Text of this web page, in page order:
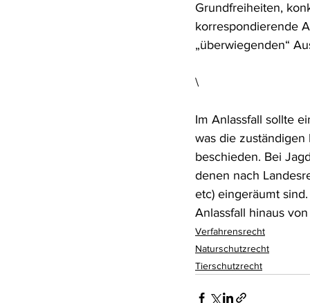
Rohstoffrecht (Umwelt-
Wasserrecht RDU Umwelt-
Grundfreiheiten,
korrespondierende
„überwiegenden“
\
Im Anlassfall sollte
was die
beschieden. Bei
denen nach
etc) eingeräumt
Anlassfall hinaus
Verfahrensrecht
Naturschutzrecht
Tierschutzrecht